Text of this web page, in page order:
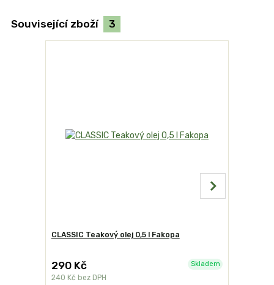
Související zboží 3
CLASSIC Teakový olej 0,5 l Fakopa
290 Kč
240 Kč bez DPH
Skladem